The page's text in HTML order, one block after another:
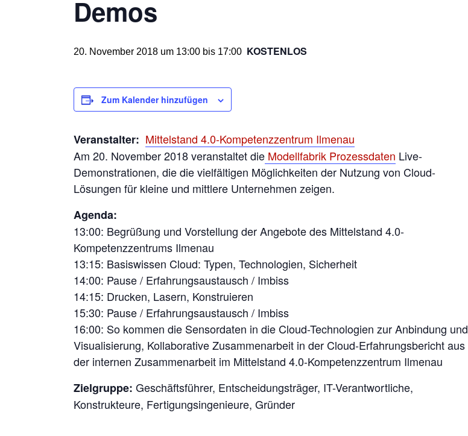
Demos
20. November 2018 um 13:00 bis 17:00 KOSTENLOS
Veranstalter: Mittelstand 4.0-Kompetenzzentrum Ilmenau
Am 20. November 2018 veranstaltet die Modellfabrik Prozessdaten Live-
Demonstrationen, die die vielfältigen Möglichkeiten der Nutzung von Cloud-
Lösungen für kleine und mittlere Unternehmen zeigen.
Agenda:
13:00: Begrüßung und Vorstellung der Angebote des Mittelstand 4.0-
Kompetenzzentrums Ilmenau
13:15: Basiswissen Cloud: Typen, Technologien, Sicherheit
14:00: Pause / Erfahrungsaustausch / Imbiss
14:15: Drucken, Lasern, Konstruieren
15:30: Pause / Erfahrungsaustausch / Imbiss
16:00: So kommen die Sensordaten in die Cloud-Technologien zur Anbindung und
Visualisierung, Kollaborative Zusammenarbeit in der Cloud-Erfahrungsbericht aus
der internen Zusammenarbeit im Mittelstand 4.0-Kompetenzzentrum Ilmenau
Zielgruppe: Geschäftsführer, Entscheidungsträger, IT-Verantwortliche,
Konstrukteure, Fertigungsingenieure, Gründer
Zum Kalender hinzufügen